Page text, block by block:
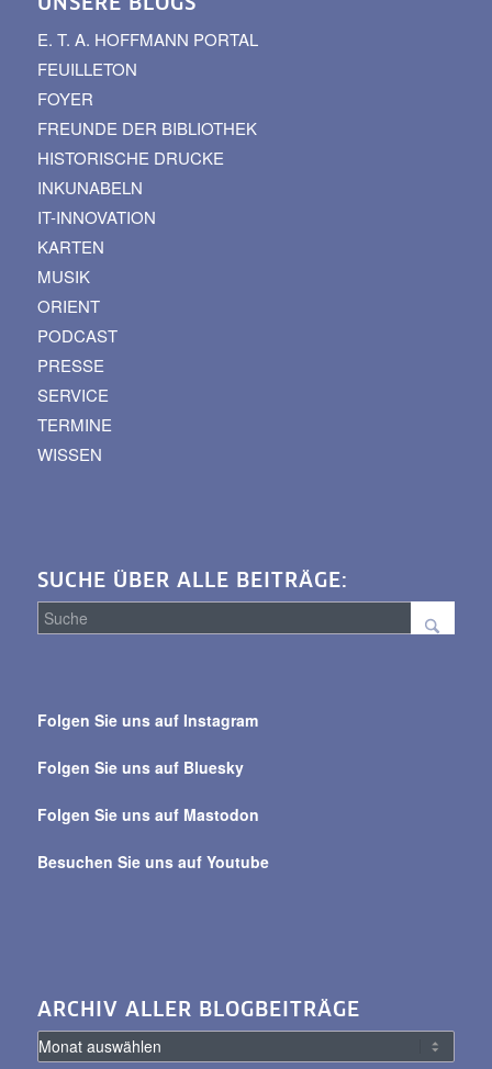
E. T. A. HOFFMANN PORTAL
FEUILLETON
FOYER
FREUNDE DER BIBLIOTHEK
HISTORISCHE DRUCKE
INKUNABELN
IT-INNOVATION
KARTEN
MUSIK
ORIENT
PODCAST
PRESSE
SERVICE
TERMINE
WISSEN
SUCHE ÜBER ALLE BEITRÄGE:
alle
Folgen Sie uns auf Instagram
Folgen Sie uns auf Bluesky
Folgen Sie uns auf Mastodon
Besuchen Sie uns auf Youtube
ARCHIV ALLER BLOGBEITRÄGE